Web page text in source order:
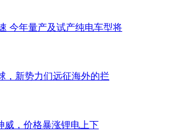
今年量产及试产纯电车型将
，新势力们远征海外的拦
威，价格暴涨锂电上下